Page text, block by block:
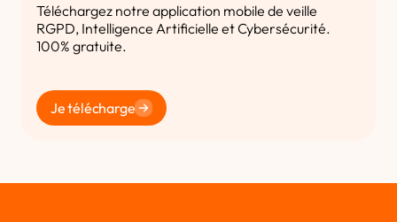
Téléchargez notre application mobile de veille
RGPD, Intelligence Artificielle et Cybersécurité.
100% gratuite.
Je télécharge